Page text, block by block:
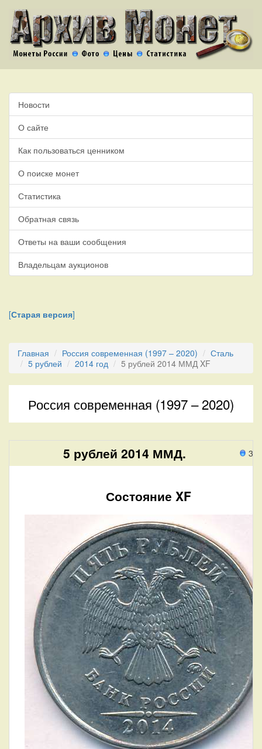
Новости
О сайте
Как пользоваться ценником
О поиске монет
Статистика
Обратная связь
Ответы на ваши сообщения
Владельцам аукционов
[Старая версия]
Главная Россия современная (1997 – 2020)
Сталь
5 рублей
2014 год 5 рублей 2014 ММД XF
Россия современная (1997 – 2020)
3
5 рублей 2014 ММД.
Состояние XF